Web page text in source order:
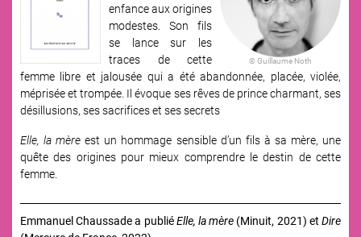
© Guillaume Noth
enfance aux origines
modestes. Son fils
se lance sur les
traces de cette
femme libre et jalousée qui a été abandonnée, placée, violée,
méprisée et trompée. Il évoque ses rêves de prince charmant, ses
désillusions, ses sacrifices et ses secrets
Elle, la mère est un hommage sensible d’un fils à sa mère, une
quête des origines pour mieux comprendre le destin de cette
femme.
Emmanuel Chaussade a publiéElle, la mère (Minuit, 2021) etDire